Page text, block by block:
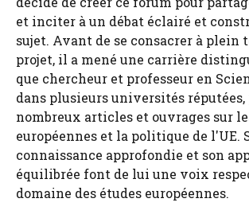
et inciter à un débat éclairé et
sujet. Avant de se consacrer à plein
projet, il a mené une carrière
que chercheur et professeur en
dans plusieurs universités
nombreux articles et ouvrages sur
européennes et la politique de l'UE.
connaissance approfondie et son
équilibrée font de lui une voix
domaine des études européennes.